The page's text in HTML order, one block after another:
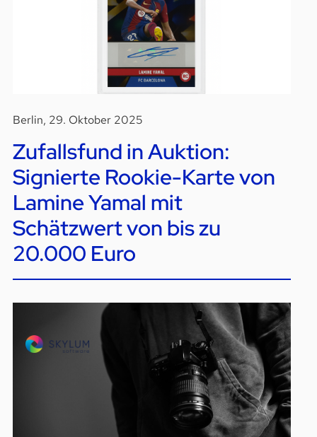
Berlin, 29. Oktober 2025
Zufallsfund in Auktion:
Signierte Rookie-Karte von
Lamine Yamal mit
Schätzwert von bis zu
20.000 Euro